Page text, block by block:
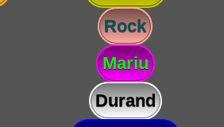
Rock
Mariu
Durand